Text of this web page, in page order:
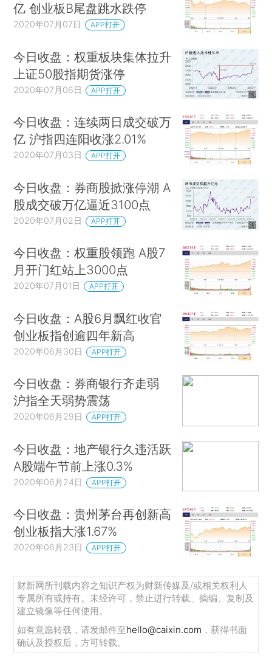
亿 创业板B尾盘跳水跌停
2020年07月07日 APP打开
今日收盘：权重板块集体拉升
上证50股指期货涨停
2020年07月06日 APP打开
今日收盘：连续两日成交破万
亿 沪指四连阳收涨2.01%
2020年07月03日 APP打开
今日收盘：券商股掀涨停潮 A
股成交破万亿逼近3100点
2020年07月02日 APP打开
今日收盘：权重股领跑 A股7
月开门红站上3000点
2020年07月01日 APP打开
今日收盘：A股6月飘红收官
创业板指创逾四年新高
2020年06月30日 APP打开
今日收盘：券商银行齐走弱
沪指全天弱势震荡
2020年06月29日 APP打开
今日收盘：地产银行久违活跃
A股端午节前上涨0.3%
2020年06月24日 APP打开
今日收盘：贵州茅台再创新高
创业板指大涨1.67%
2020年06月23日 APP打开
财新网所刊载内容之知识产权为财新传媒及/或相关权利人
专属所有或持有。未经许可，禁止进行转载、摘编、复制及
建立镜像等任何使用。
如有意愿转载，请发邮件至hello@caixin.com ，获得书面
确认及授权后，方可转载。